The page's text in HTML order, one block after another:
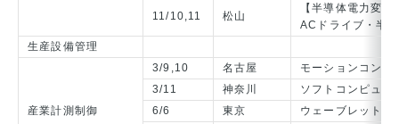
11/10,11 松山
【半導体電力変
ACドライブ・半
生産設備管理
産業計測制御
3/9,10 名古屋
モーションコント
3/11
神奈川
ソフトコンピュー
6/6
東京
ウェーブレットの